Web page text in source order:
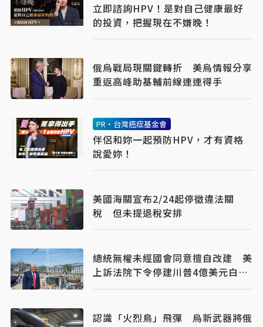
立即諮詢HPV！是對自己健康最好
的投資，把握現在不嫌晚！
俄烏戰局現關鍵轉折 美烏情報分享
重返高峰助基輔前線連連得手
PR・台灣癌症基金會
伴侶和妳一起預防HPV，才有資格
說愛妳！
美國海關宣布2/24起停徵違法關
稅 但未提退稅安排
總統無權未經國會同意擅自改建 美
上訴法院下令停建川普4億美元白宮
宴會廳
認識「火烈鳥」飛彈 烏新武器將俄